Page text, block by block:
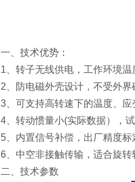
一、技术优势：
1、转子无线供电，工作环境
2、防电磁外壳设计，不受外界
3、可支持高转速下的温度、应
4、转动惯量小(实际数据），
5、内置信号补偿，出厂精度标
6、中空非接触传输，适合旋转
二、技术参数